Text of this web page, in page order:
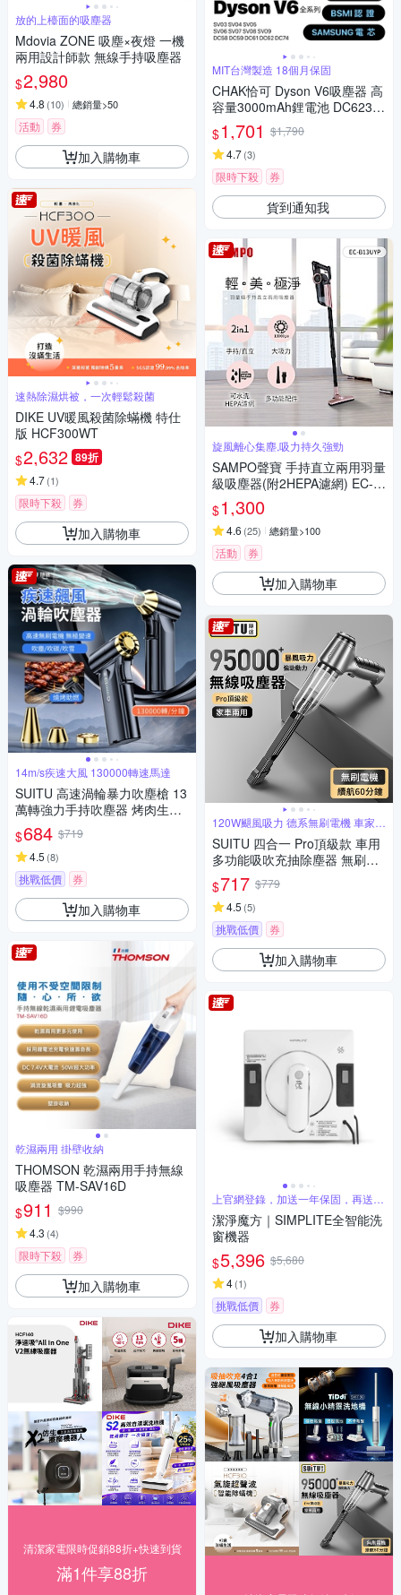
放的上檯面的吸塵器
Mdovia ZONE 吸塵×夜燈 一機
兩用設計師款 無線手持吸塵器
$2,980
4.8 (10) 總銷量>50
活動 券
加入購物車
速熱除濕烘被，一次輕鬆殺菌
DIKE UV暖風殺菌除蟎機 特仕
版 HCF300WT
$2,632 89折
4.7(1)
限時下殺 券
加入購物車
14m/s疾速大風 130000轉速馬達
SUITU 高速渦輪暴力吹塵槍 13
萬轉強力手持吹塵器 烤肉生火
戶外吹氣泵
$684 $719
4.5 (8)
挑戰低價 券
加入購物車
乾濕兩用 掛壁收納
THOMSON 乾濕兩用手持無線
吸塵器 TM-SAV16D
$911 $990
4.3 (4)
限時下殺 券
加入購物車
清潔家電限時促銷88折+快速到貨
滿1件享88折
MIT台灣製造 18個月保固
CHAK恰可 Dyson V6吸塵器 高
容量3000mAh鋰電池 DC6230
加贈濾網組(Dyson 副廠電池 戴
森吸塵器配件)
$1,701 $1,790
4.7(3)
限時下殺 券
貨到通知我
旋風離心集塵,吸力持久強勁
SAMPO聲寶 手持直立兩用羽量
級吸塵器(附2HEPA濾網) EC-B
13UYP
$1,300
4.6 (25) 總銷量>100
活動 券
加入購物車
120W颶風吸力 德系無刷電機 車家兩
SUITU 四合一 Pro頂級款 車用
多功能吸吹充抽除塵器 無刷電
機家車兩用吸塵器 汽車吹氣機
打氣機
$717 $779
4.5 (5)
挑戰低價 券
加入購物車
上官網登錄，加送一年保固，再送半
年摯友禮
潔淨魔方｜SIMPLITE全智能洗
窗機器
$5,396 $5,680
4(1)
挑戰低價 券
加入購物車